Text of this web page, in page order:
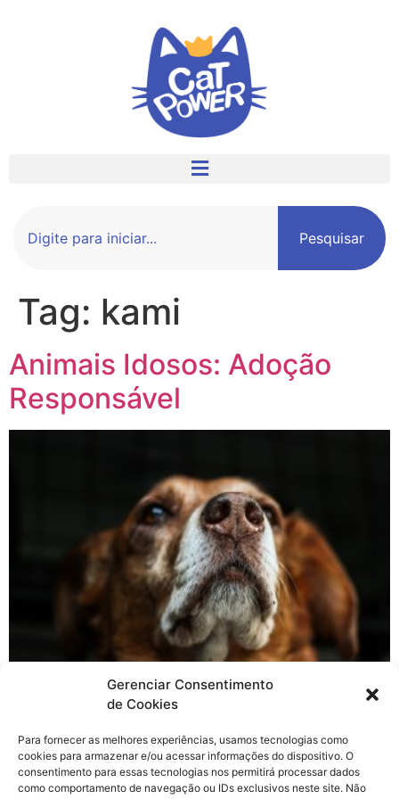
Gerenciar Consentimento
de Cookies
Para fornecer as melhores experiências, usamos tecnologias como
cookies para armazenar e/ou acessar informações do dispositivo. O
consentimento para essas tecnologias nos permitirá processar dados
como comportamento de navegação ou IDs exclusivos neste site. Não
Pesquisar
Tag: kami
Animais Idosos: Adoção
Responsável
A maior parte das pessoas que resolvem
longo prazo, em um futuro mais distante quando o seu
filhotinho se tornar um senhorzinho idoso. Quando
falamos em posse responsável, pensamos em várias